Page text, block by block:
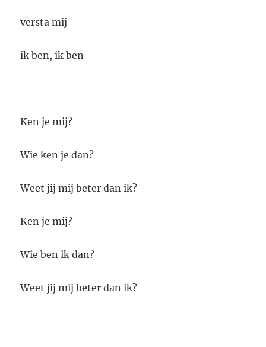
versta mij
ik ben, ik ben
Ken je mij?
Wie ken je dan?
Weet jij mij beter dan ik?
Ken je mij?
Wie ben ik dan?
Weet jij mij beter dan ik?